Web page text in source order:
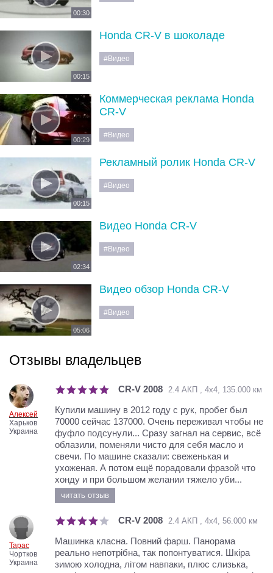
00:30
00:15
Honda CR-V в шоколаде
#Видео
00:29
Коммерческая реклама Honda
CR-V
#Видео
00:15
Рекламный ролик Honda CR-V
#Видео
02:34
Видео Honda CR-V
#Видео
05:06
Видео обзор Honda CR-V
#Видео
Отзывы владельцев
Алексей
Харьков
Украина
CR-V 2008 2.4 АКП , 4х4, 135.000 км
Купили машину в 2012 году с рук, пробег был
70000 сейчас 137000. Очень переживал чтобы не
фуфло подсунули... Сразу загнал на сервис, всё
облазили, поменяли чисто для себя масло и
свечи. По машине сказали: свеженькая и
ухоженая. А потом ещё порадовали фразой что
хонду и при большом желании тяжело уби...
читать отзыв
Тарас
Чортков
Украина
CR-V 2008 2.4 АКП , 4х4, 56.000 км
Машинка класна. Повний фарш. Панорама
реально непотрібна, так попонтуватися. Шкіра
зимою холодна, літом навпаки, плюс слизька,